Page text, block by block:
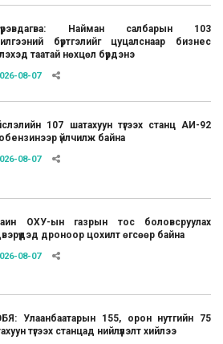
Найман салбарын 103
бүртгэлийг цуцалснаар бизнес
таатай нөхцөл бүрдэнэ
08-07
107 шатахуун түгээх станц АИ-92
үйлчилж байна
08-07
ОХУ-ын газрын тос боловсруулах
дроноор цохилт өгсөөр байна
08-07
Улаанбаатарын 155, орон нутгийн 75
түгээх станцад нийлүүлэлт хийлээ